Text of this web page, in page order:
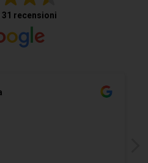
31 recensioni